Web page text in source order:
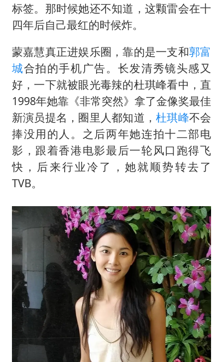
标签。那时候她还不知道，这颗雷会在十
四年后自己最红的时候炸。
蒙嘉慧真正进娱乐圈，靠的是一支和郭富
城合拍的手机广告。长发清秀镜头感又
好，一下就被眼光毒辣的杜琪峰看中，直
1998年她靠《非常突然》拿了金像奖最佳
新演员提名，圈里人都知道，杜琪峰不会
捧没用的人。之后两年她连拍十二部电
影，跟着香港电影最后一轮风口跑得飞
快，后来行业冷了，她就顺势转去了
TVB。